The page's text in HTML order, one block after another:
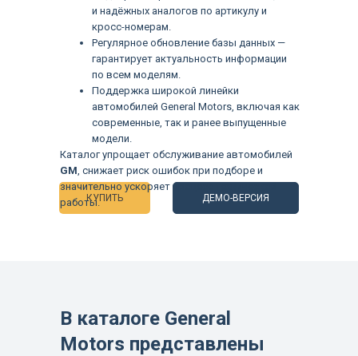
КУПИТЬ ДЕМО-ВЕРСИЯ
и надёжных аналогов по артикулу и
кросс-номерам.
Регулярное обновление базы данных —
гарантирует актуальность информации
по всем моделям.
Поддержка широкой линейки
автомобилей General Motors, включая как
современные, так и ранее выпущенные
модели.
Каталог упрощает обслуживание автомобилей
GM, снижает риск ошибок при подборе и
значительно ускоряет процесс технической
работы.
В каталоге General
Motors представлены
Языки